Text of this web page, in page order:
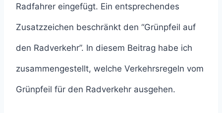
Radfahrer eingefügt. Ein entsprechendes
Zusatzzeichen beschränkt den “Grünpfeil auf
den Radverkehr”. In diesem Beitrag habe ich
zusammengestellt, welche Verkehrsregeln vom
Grünpfeil für den Radverkehr ausgehen.